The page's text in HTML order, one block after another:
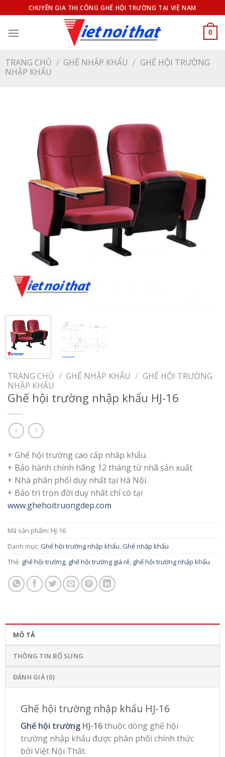
qua
nội
CHUYÊN GIA THI CÔNG GHẾ HỘI TRƯỜNG TẠI VIỆ NAM
0
TRANG CHỦ / GHẾ NHẬP KHẨU / GHẾ HỘI TRƯỜNG
NHẬP KHẨU
TRANG CHỦ / GHẾ NHẬP KHẨU / GHẾ HỘI TRƯỜNG
NHẬP KHẨU
Ghế hội trường nhập khẩu HJ-16
+ Ghế hội trường cao cấp nhâp khẩu.
+ Bảo hành chính hãng 12 tháng từ nhã sản xuất
+ Nhà phân phối duy nhất tại Hà Nội.
+ Bảo trì trọn đời duy nhất chỉ có tại
www.ghehoitruongdep.com
Mã sản phẩm: HJ-16
Danh mục: Ghế hội trường nhập khẩu, Ghế nhập khẩu
Thẻ: ghế hội trường, ghế hội trường giá rẻ, ghế hội trường nhập khẩu
MÔ TẢ
THÔNG TIN BỔ SUNG
ĐÁNH GIÁ (0)
Ghế hội trường nhập khẩu HJ-16
Ghế hội trườngHJ-16thuộc dòng ghế hội
trường nhập khẩu được phân phối chính thức
bởi Việt Nội Thất.